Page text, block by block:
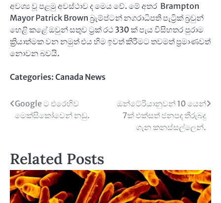
අවශ්‍ය වූ පළමු අවස්ථාව ද මෙය වේ. මේ අතර Brampton
Mayor Patrick Brown බ්‍රැම්ප්ටන් නගරාධිපති පැට්‍රික් බ්‍රවුන්
හෙළි කළේ ඔවුන් සතුව ට්‍රක් රථ 330 ක් පැය විසිහතර පුරාම
ක්‍රියාත්මක වන නමුත් එය හිම ඉවත් කිරීමට තවමත් ප්‍රමාණවත්
නොවන බවයි.
Categories: Canada News
Post
navigation
Google ට එරෙහිව
මෙක්සිකෝවෙන් නඩු.
ඔන්ටේරියානුවන් 10 යෙන්
7ක් එක්සත් ජනපද තීරුබදු
ගැන කනස්සල්ලෙන්.
Related Posts